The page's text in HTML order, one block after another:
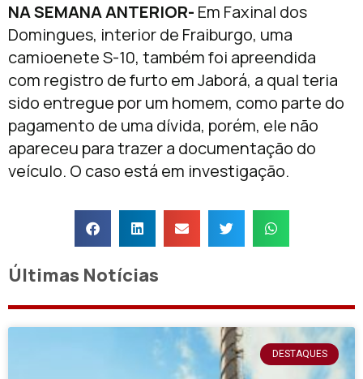
NA SEMANA ANTERIOR- Em Faxinal dos
Domingues, interior de Fraiburgo, uma
camioenete S-10, também foi apreendida
com registro de furto em Jaborá, a qual teria
sido entregue por um homem, como parte do
pagamento de uma dívida, porém, ele não
apareceu para trazer a documentação do
veículo. O caso está em investigação.
Últimas Notícias
DESTAQUES